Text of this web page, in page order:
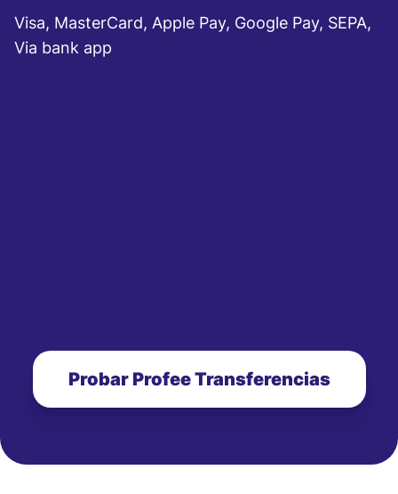
Visa, MasterCard, Apple Pay, Google Pay, SEPA,
Via bank app
Probar Profee Transferencias